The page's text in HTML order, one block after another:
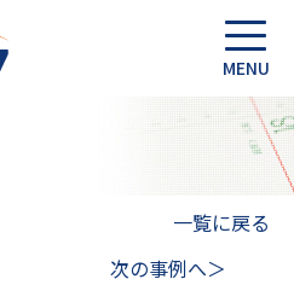
一覧に戻る
次の事例へ＞